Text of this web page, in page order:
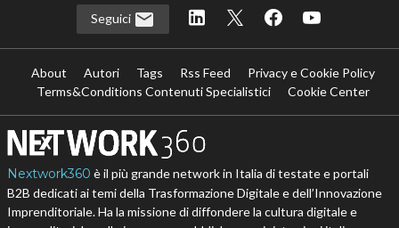
Seguici
About Autori Tags Rss Feed
Privacy e Cookie Policy
Terms&Conditions Contenuti Specialistici
Cookie Center
Nextwork360 è il più grande network in Italia di testate e portali
B2B dedicati ai temi della Trasformazione Digitale e dell’Innovazione
Imprenditoriale. Ha la missione di diffondere la cultura digitale e